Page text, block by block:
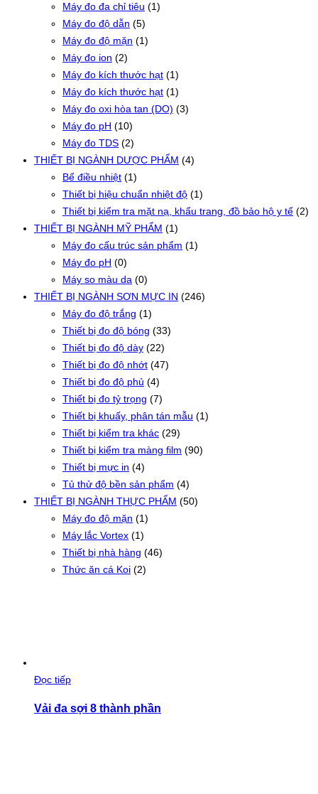
Máy đo đa chỉ tiêu (1)
Máy đo độ dẫn (5)
Máy đo độ mặn (1)
Máy đo ion (2)
Máy đo kích thước hạt (1)
Máy đo kích thước hạt (1)
Máy đo oxi hòa tan (DO) (3)
Máy đo pH (10)
Máy đo TDS (2)
THIẾT BỊ NGÀNH DƯỢC PHẨM (4)
Bể điều nhiệt (1)
Thiết bị hiệu chuẩn nhiệt độ (1)
Thiết bị kiểm tra mặt nạ, khẩu trang, đồ bảo hộ y tế (2)
THIẾT BỊ NGÀNH MỸ PHẨM (1)
Máy đo cấu trúc sản phẩm (1)
Máy đo pH (0)
Máy so màu da (0)
THIẾT BỊ NGÀNH SƠN MỰC IN (246)
Máy đo độ trắng (1)
Thiết bị đo độ bóng (33)
Thiết bị đo độ dày (22)
Thiết bị đo độ nhớt (47)
Thiết bị đo độ phủ (4)
Thiết bị đo tỷ trọng (7)
Thiết bị khuấy, phân tán mẫu (1)
Thiết bị kiểm tra khác (29)
Thiết bị kiểm tra màng film (90)
Thiết bị mực in (4)
Tủ thử độ bền sản phẩm (4)
THIẾT BỊ NGÀNH THỰC PHẨM (50)
Máy đo độ mặn (1)
Máy lắc Vortex (1)
Thiết bị nhà hàng (46)
Thức ăn cá Koi (2)
Đọc tiếp
Vải đa sợi 8 thành phần